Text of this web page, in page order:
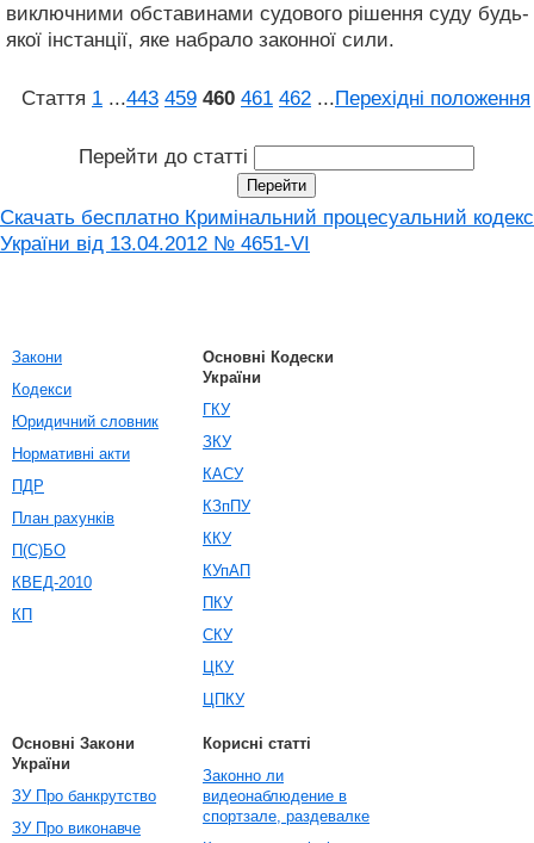
виключними обставинами судового рішення суду будь-
якої інстанції, яке набрало законної сили.
Стаття 1 ...443 459 460 461 462 ...Перехідні положення
Перейти до статті
Скачать бесплатно Кримінальний процесуальний кодекс
України від 13.04.2012 № 4651-VI
Закони
Кодекси
Юридичний словник
Нормативні акти
ПДР
План рахунків
П(С)БО
КВЕД-2010
КП
Основні Кодески
України
ГКУ
ЗКУ
КАСУ
КЗпПУ
ККУ
КУпАП
ПКУ
СКУ
ЦКУ
ЦПКУ
Основні Закони
України
ЗУ Про банкрутство
ЗУ Про виконавче
Корисні статті
Законно ли
видеонаблюдение в
спортзале, раздевалке